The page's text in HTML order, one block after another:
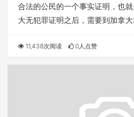
合法的公民的一个事实证明，也
大无犯罪证明之后，需要到加拿
11,438次阅读 0人点赞